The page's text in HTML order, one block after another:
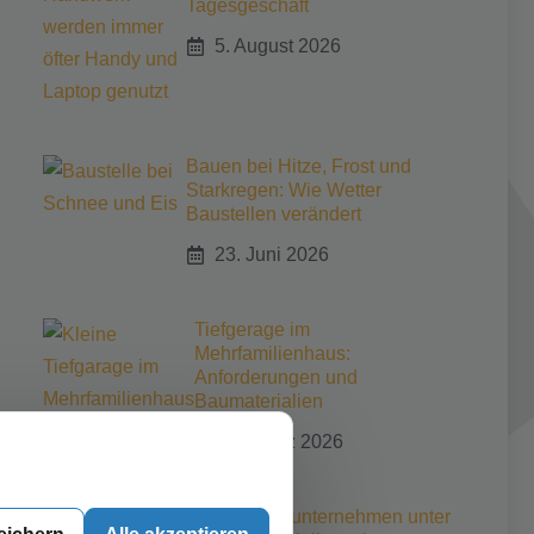
Tagesgeschäft
5. August 2026
Bauen bei Hitze, Frost und
Starkregen: Wie Wetter
Baustellen verändert
23. Juni 2026
Tiefgerage im
Mehrfamilienhaus:
Anforderungen und
Baumaterialien
30. März 2026
Kleine Bauunternehmen unter